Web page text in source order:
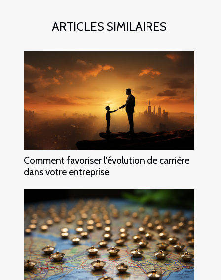
ARTICLES SIMILAIRES
Comment favoriser l'évolution de carrière
dans votre entreprise